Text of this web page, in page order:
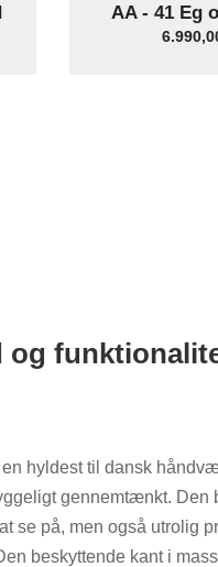
AA - 41 Eg
og
hyldest til dansk
gennemtænkt. Den
se på, men også utrolig
beskyttende kant i